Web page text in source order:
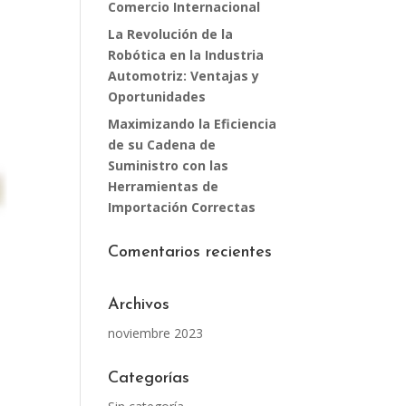
Comercio Internacional
La Revolución de la
Robótica en la Industria
Automotriz: Ventajas y
Oportunidades
Maximizando la Eficiencia
de su Cadena de
Suministro con las
Herramientas de
Importación Correctas
Comentarios recientes
Archivos
noviembre 2023
Categorías